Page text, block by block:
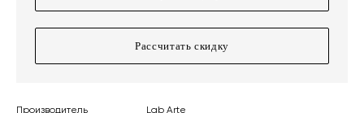
Рассчитать скидку
Производитель Lab Arte